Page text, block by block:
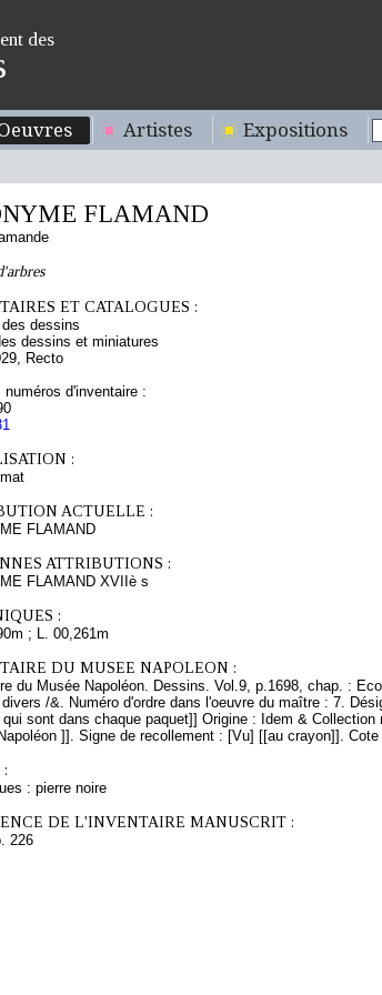
des
Artistes Expositions
FLAMAND
ET CATALOGUES :
dessins
dessins et miniatures
Recto
numéros d'inventaire :
:
ACTUELLE :
FLAMAND
ATTRIBUTIONS :
FLAMAND XVIIè s
:
; L. 00,261m
DU MUSEE NAPOLEON :
du Musée Napoléon. Dessins. Vol.9, p.1698, chap. :
/&. Numéro d'ordre dans l'oeuvre du maître : 7.
sont dans chaque paquet]] Origine : Idem &
]]. Signe de recollement : [Vu] [[au crayon]]. Cote
: pierre noire
DE L'INVENTAIRE MANUSCRIT :
226